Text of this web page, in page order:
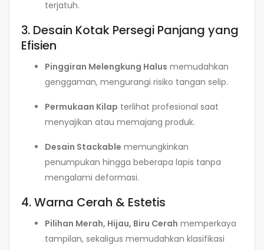
terjatuh.
3. Desain Kotak Persegi Panjang yang
Efisien
Pinggiran Melengkung Halus memudahkan
genggaman, mengurangi risiko tangan selip.
Permukaan Kilap terlihat profesional saat
menyajikan atau memajang produk.
Desain Stackable memungkinkan
penumpukan hingga beberapa lapis tanpa
mengalami deformasi.
4. Warna Cerah & Estetis
Pilihan Merah, Hijau, Biru Cerah memperkaya
tampilan, sekaligus memudahkan klasifikasi